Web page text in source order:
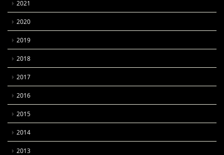
2021
2020
2019
2018
2017
2016
2015
2014
2013